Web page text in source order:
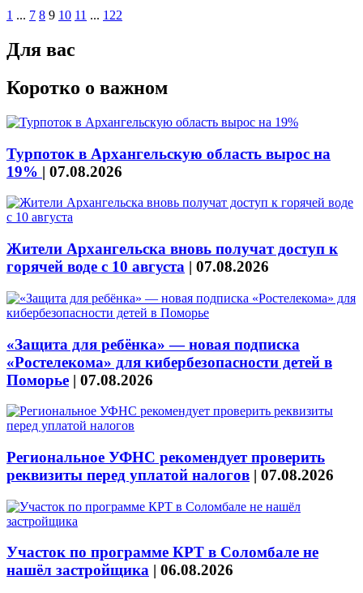
1 ... 7 8 9 10 11 ... 122
Для вас
Коротко о важном
Турпоток в Архангельскую область вырос на
19% | 07.08.2026
Жители Архангельска вновь получат доступ к
горячей воде с 10 августа | 07.08.2026
«Защита для ребёнка» — новая подписка
«Ростелекома» для кибербезопасности детей в
Поморье | 07.08.2026
Региональное УФНС рекомендует проверить
реквизиты перед уплатой налогов | 07.08.2026
Участок по программе КРТ в Соломбале не
нашёл застройщика | 06.08.2026